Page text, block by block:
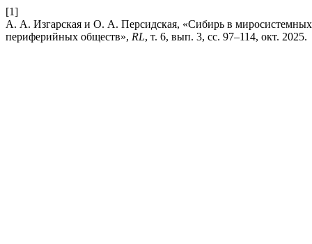
[1]
А. А. Изгарская и О. А. Персидская, «Сибирь в миросистемных
периферийных обществ», RL, т. 6, вып. 3, сс. 97–114, окт. 2025.